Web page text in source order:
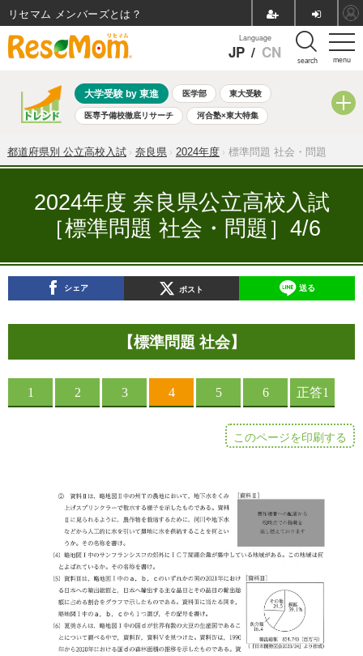
menu
Language
JP / CN search
大学受験 by 東進 医学部 東大受験
医専予備校徹底リサーチ 河合塾×東大特集
共通テスト 夏休み 8月開催学校説明会・相談会
自由研究教材（小学生向け） 自由研究教材（中学生向け）
ランキング
都道府県別 公立高校入試 奈良県 2024年度 標準問題 社会・問題
2024年度 奈良県公立高校入試
［標準問題 社会・問題］4/6
シェア ポスト 送る
【標準問題 社会】
このページを印刷する
リセマム メンバーズ